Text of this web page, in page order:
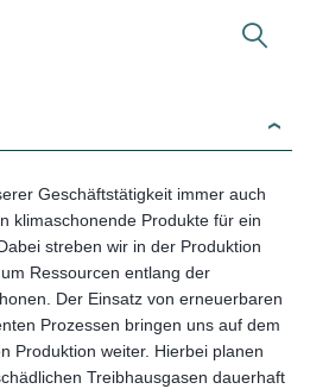
Geschäftstätigkeit immer auch
klimaschonende Produkte für ein
streben wir in der Produktion
Ressourcen entlang der
Der Einsatz von erneuerbaren
Prozessen bringen uns auf dem
Produktion weiter. Hierbei planen
Treibhausgasen dauerhaft